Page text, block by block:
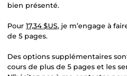
bien présenté.
Pour 17,34 $US, je m’engage à
de 5 pages.
Des options supplémentaires
cours de plus de 5 pages et les